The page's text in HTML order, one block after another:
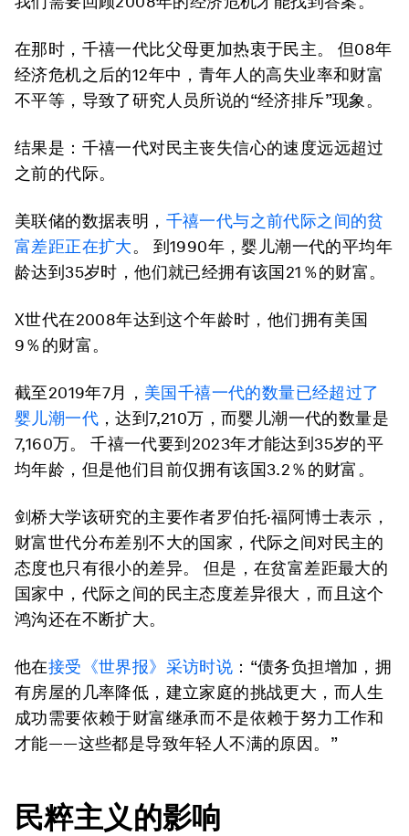
在那时，千禧一代比父母更加热衷于民主。 但08年
经济危机之后的12年中，青年人的高失业率和财富
不平等，导致了研究人员所说的“经济排斥”现象。
结果是：千禧一代对民主丧失信心的速度远远超过
之前的代际。
美联储的数据表明， 千禧一代与之前代际之间的贫
富差距正在扩大。 到1990年，婴儿潮一代的平均年
龄达到35岁时，他们就已经拥有该国21％的财富。
X世代在2008年达到这个年龄时，他们拥有美国
9％的财富。
截至2019年7月， 美国千禧一代的数量已经超过了
婴儿潮一代 ，达到7,210万，而婴儿潮一代的数量是
7,160万。 千禧一代要到2023年才能达到35岁的平
均年龄，但是他们目前仅拥有该国3.2％的财富。
剑桥大学该研究的主要作者罗伯托·福阿博士表示，
财富世代分布差别不大的国家，代际之间对民主的
态度也只有很小的差异。 但是，在贫富差距最大的
国家中，代际之间的民主态度差异很大，而且这个
鸿沟还在不断扩大。
他在接受《世界报》采访时说 ：“债务负担增加，拥
有房屋的几率降低，建立家庭的挑战更大，而人生
成功需要依赖于财富继承而不是依赖于努力工作和
才能——这些都是导致年轻人不满的原因。”
民粹主义的影响